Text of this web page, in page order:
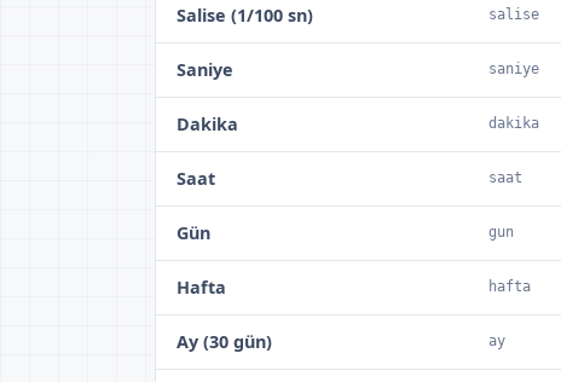
Salise (1/100 sn) salise
Saniye saniye
Dakika dakika
Saat saat
Gün gun
Hafta hafta
Ay (30 gün) ay